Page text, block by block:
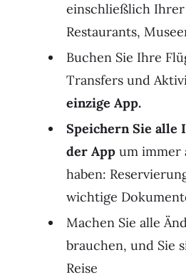
einschließlich
Restaurants,
Buchen Sie Ihre
Transfers und
einzige App.
Speichern Sie alle
der App um immer
haben:
wichtige
Machen Sie alle
brauchen, und Sie
Reise